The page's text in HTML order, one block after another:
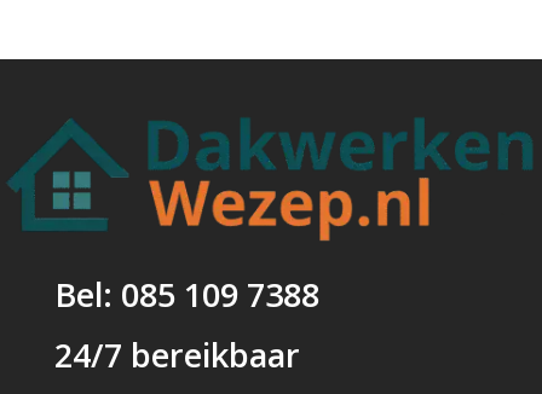
Bel: 085 109 7388
24/7 bereikbaar